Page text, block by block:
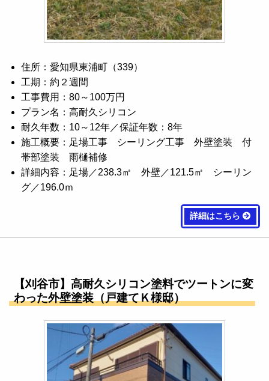
住所：愛知県東浦町（339）
工期：約２週間
工事費用：80～100万円
プラン名：高耐久シリコン
耐久年数：10～12年／保証年数：8年
施工概要：足場工事 シーリング工事 外壁塗装 付
帯部塗装 雨樋補修
詳細内容：足場／238.3㎡ 外壁／121.5㎡ シーリン
グ／196.0ｍ
詳細はこちら
【刈谷市】高耐久シリコン塗料でツートンに変
わった外壁塗装（戸建てＫ様邸）